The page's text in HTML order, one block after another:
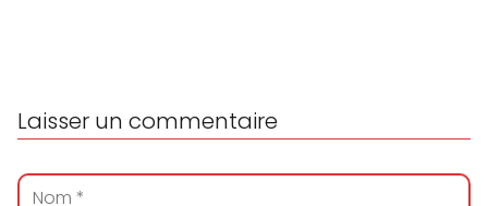
Laisser un commentaire